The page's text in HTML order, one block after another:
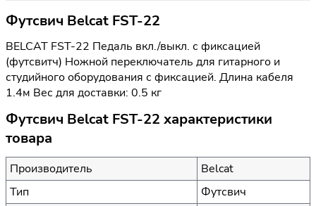
Футсвич Belcat FST-22
BELCAT FST-22 Педаль вкл./выкл. с фиксацией
(футсвитч) Ножной переключатель для гитарного и
студийного оборудования с фиксацией. Длина кабеля
1.4м Вес для доставки: 0.5 кг
Футсвич Belcat FST-22 характеристики
товара
Производитель
Belcat
Тип
Футсвич